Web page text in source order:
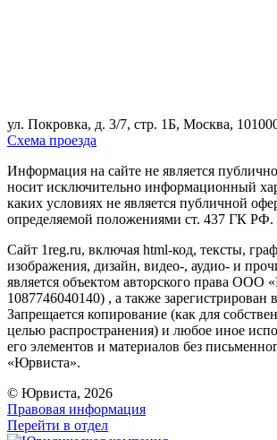
ул. Покровка, д. 3/7, стр. 1Б, Москва,
Схема проезда
Информация на сайте не является
носит исключительно информационный
каких условиях не является публичной
определяемой положениями ст. 437 ГК РФ.
Сайт 1reg.ru, включая html-код, тексты,
изображения, дизайн, видео-, аудио- и
является объектом авторского права
1087746040140) , а также
Запрещается копирование (как для
целью распространения) и любое иное
его элементов и материалов без
«Юрвиста».
© Юрвиста, 2026
Правовая информация
Перейти в отдел